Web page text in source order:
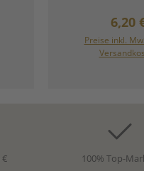
Die fruchtige
Erdbeeren
mit der sanften
Zitronensäure),
6,20
Preise inkl.
100% Top-